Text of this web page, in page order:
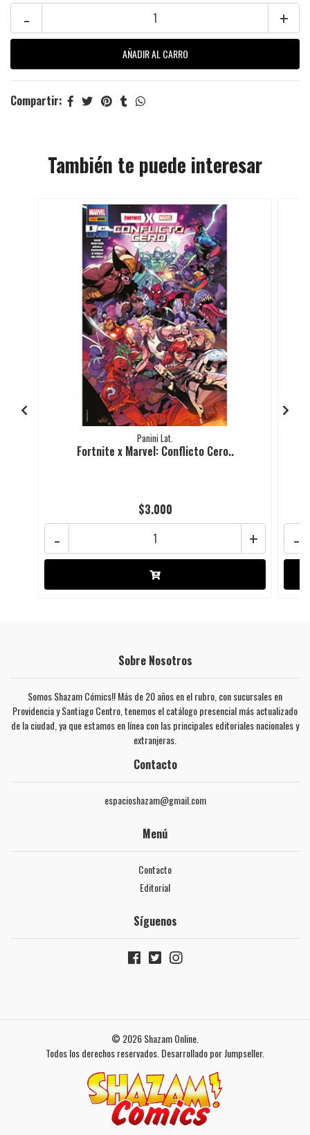
+
-
Compartir:
También te puede interesar
Panini Lat.
Fortnite x Marvel: Conflicto Cero..
$3.000
+
- -
Sobre Nosotros
Somos Shazam Cómics!! Más de 20 años en el rubro, con sucursales en
Providencia y Santiago Centro, tenemos el catálogo presencial más actualizado
de la ciudad, ya que estamos en línea con las principales editoriales nacionales y
extranjeras.
Contacto
espacioshazam@gmail.com
Menú
Contacto
Editorial
Síguenos
© 2026 Shazam Online.
Todos los derechos reservados. Desarrollado por Jumpseller.